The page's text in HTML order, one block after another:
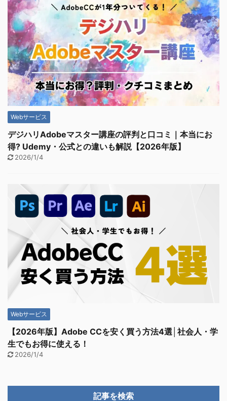
Webサービス
デジハリAdobeマスター講座の評判と口コミ｜本当にお
得? Udemy・公式との違いも解説【2026年版】
2026/1/4
Webサービス
【2026年版】Adobe CCを安く買う方法4選│社会人・学
生でもお得に使える！
2026/1/4
記事を検索